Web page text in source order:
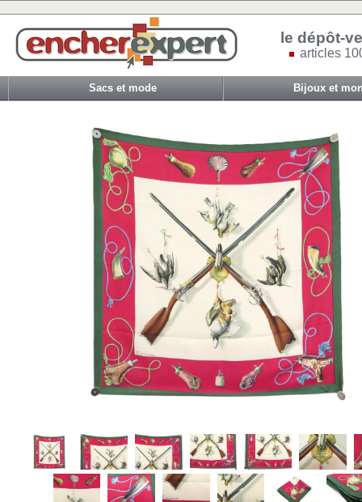
le dépôt-
articles
Sacs et mode Bijoux et